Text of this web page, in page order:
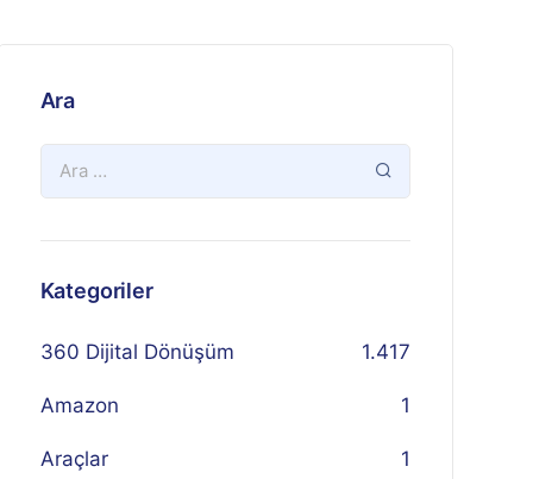
Ara
Kategoriler
360 Dijital Dönüşüm 1.417
Amazon 1
Araçlar 1